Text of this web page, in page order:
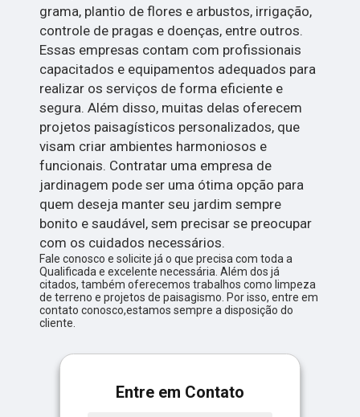
grama, plantio de flores e arbustos, irrigação,
controle de pragas e doenças, entre outros.
Essas empresas contam com profissionais
capacitados e equipamentos adequados para
realizar os serviços de forma eficiente e
segura. Além disso, muitas delas oferecem
projetos paisagísticos personalizados, que
visam criar ambientes harmoniosos e
funcionais. Contratar uma empresa de
jardinagem pode ser uma ótima opção para
quem deseja manter seu jardim sempre
bonito e saudável, sem precisar se preocupar
com os cuidados necessários.
Fale conosco e solicite já o que precisa com toda a
Qualificada e excelente necessária. Além dos já
citados, também oferecemos trabalhos como limpeza
de terreno e projetos de paisagismo. Por isso, entre em
contato conosco,estamos sempre a disposição do
cliente.
Entre em Contato